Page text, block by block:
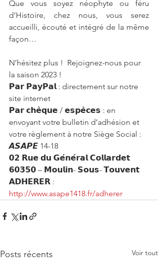
Que vous soyez néophyte ou féru
d’Histoire, chez nous, vous serez
accueilli, écouté et intégré de la même
façon…
N’hésitez plus !  Rejoignez-nous pour
la saison 2023 !
𝗣𝗮𝗿 𝗣𝗮𝘆𝗣𝗮𝗹 : directement sur notre
site internet
𝗣𝗮𝗿 𝗰𝗵𝗲̀𝗾𝘂𝗲 / 𝗲𝘀𝗽𝗲̀𝗰𝗲𝘀 : en
envoyant votre bulletin d’adhésion et
votre règlement à notre Siège Social :
𝘼𝙎𝘼𝙋𝙀 14-18
𝟬𝟮 𝗥𝘂𝗲 𝗱𝘂 𝗚𝗲́𝗻𝗲́𝗿𝗮𝗹 𝗖𝗼𝗹𝗹𝗮𝗿𝗱𝗲𝘁
𝟲𝟬𝟯𝟱𝟬 – 𝗠𝗼𝘂𝗹𝗶𝗻- 𝗦𝗼𝘂𝘀- 𝗧𝗼𝘂𝘃𝗲𝗻𝘁
𝗔𝗗𝗛𝗘𝗥𝗘𝗥 :
http://www.asape1418.fr/adherer
Posts récents Voir tout